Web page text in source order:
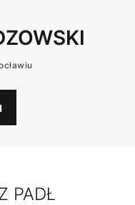
PADŁ